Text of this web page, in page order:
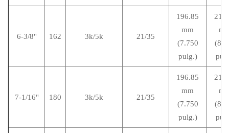
6-3/8" 162 3k/5k 21/35
196.85
mm
(7.750
pulg.)
7-1/16" 180 3k/5k 21/35
196.85
mm
(7.750
pulg.)